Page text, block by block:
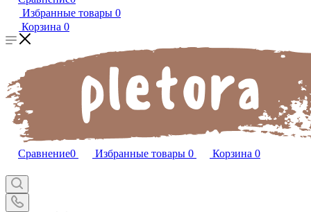
Избранные товары 0
Корзина 0
Сравнение0 Избранные товары 0 Корзина 0